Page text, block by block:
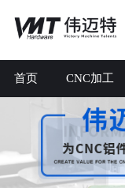
首页 CNC加工